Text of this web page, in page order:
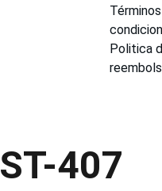
Politica
ST-407